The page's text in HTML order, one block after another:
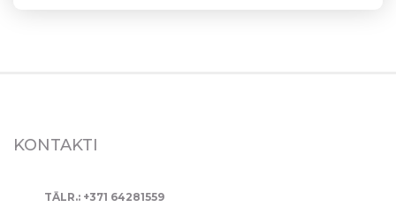
KONTAKTI
TĀLR.: +371 64281559